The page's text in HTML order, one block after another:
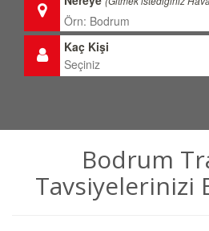
Hizmetlerimiz
HakkımızdaKaç Kişi
Bodrum
Tavsiyelerinizi